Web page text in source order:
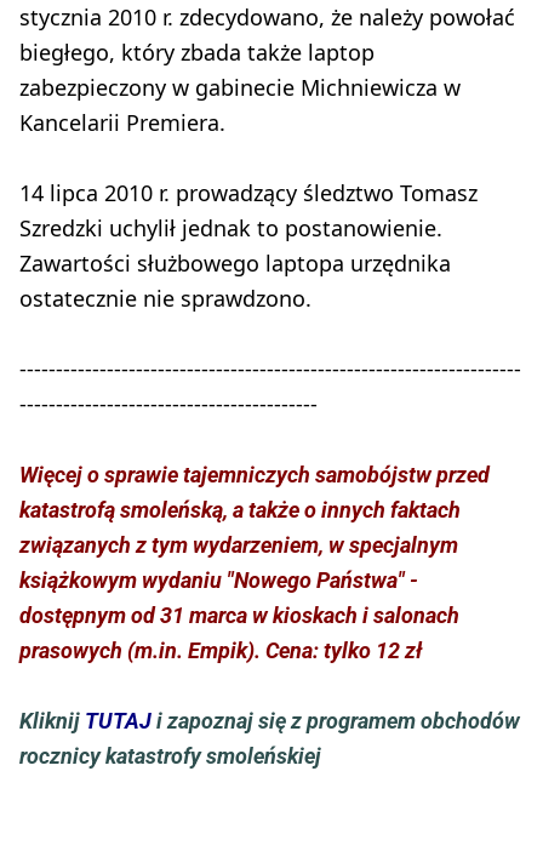
stycznia 2010 r. zdecydowano, że należy powołać
biegłego, który zbada także laptop
zabezpieczony w gabinecie Michniewicza w
Kancelarii Premiera.
14 lipca 2010 r. prowadzący śledztwo Tomasz
Szredzki uchylił jednak to postanowienie.
Zawartości służbowego laptopa urzędnika
ostatecznie nie sprawdzono.
---------------------------------------------------------------------
-----------------------------------------
Więcej o sprawie tajemniczych samobójstw przed
katastrofą smoleńską, a także o innych faktach
związanych z tym wydarzeniem, w specjalnym
książkowym wydaniu "Nowego Państwa" -
dostępnym od 31 marca w kioskach i salonach
prasowych (m.in. Empik). Cena: tylko 12 zł
Kliknij TUTAJi zapoznaj się z programem obchodów
rocznicy katastrofy smoleńskiej